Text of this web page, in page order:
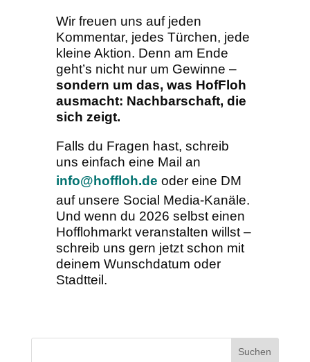
Wir freuen uns auf jeden
Kommentar, jedes Türchen, jede
kleine Aktion. Denn am Ende
geht’s nicht nur um Gewinne –
sondern um das, was HofFloh
ausmacht: Nachbarschaft, die
sich zeigt.
Falls du Fragen hast, schreib
uns einfach eine Mail an
info@hoffloh.de oder eine DM
auf unsere Social Media-Kanäle.
Und wenn du 2026 selbst einen
Hofflohmarkt veranstalten willst –
schreib uns gern jetzt schon mit
deinem Wunschdatum oder
Stadtteil.
Suchen